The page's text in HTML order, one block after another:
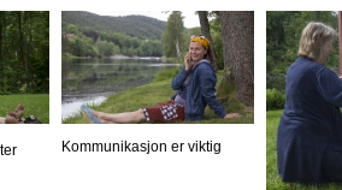
Kommunikasjon er viktig